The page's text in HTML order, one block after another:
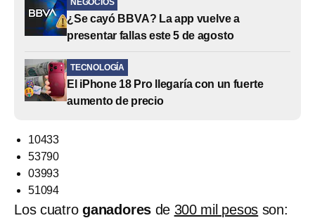
NEGOCIOS
¿Se cayó BBVA? La app vuelve a
presentar fallas este 5 de agosto
TECNOLOGÍA
El iPhone 18 Pro llegaría con un fuerte
aumento de precio
10433
53790
03993
51094
Los cuatro ganadores de 300 mil pesos son: